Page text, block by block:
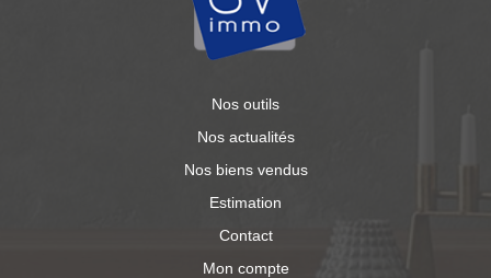
Nos outils
Nos actualités
Nos biens vendus
Estimation
Contact
Mon compte